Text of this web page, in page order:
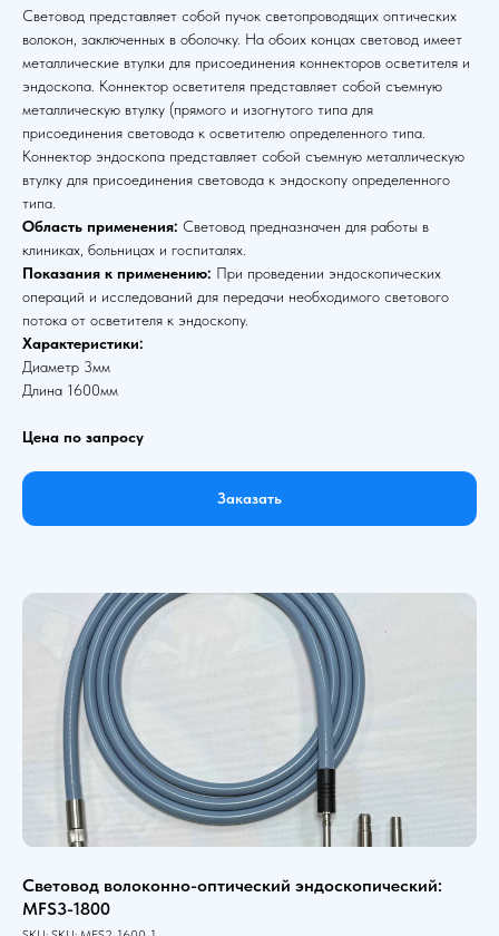
Световод представляет собой пучок светопроводящих оптических
волокон, заключенных в оболочку. На обоих концах световод имеет
металлические втулки для присоединения коннекторов осветителя и
эндоскопа. Коннектор осветителя представляет собой съемную
металлическую втулку (прямого и изогнутого типа для
присоединения световода к осветителю определенного типа.
Коннектор эндоскопа представляет собой съемную металлическую
втулку для присоединения световода к эндоскопу определенного
типа.
Область применения: Световод предназначен для работы в
клиниках, больницах и госпиталях.
Показания к применению: При проведении эндоскопических
операций и исследований для передачи необходимого светового
потока от осветителя к эндоскопу.
Характеристики:
Диаметр 3мм
Длина 1600мм
Цена по запросу
Заказать
Световод волоконно-оптический эндоскопический:
MFS3-1800